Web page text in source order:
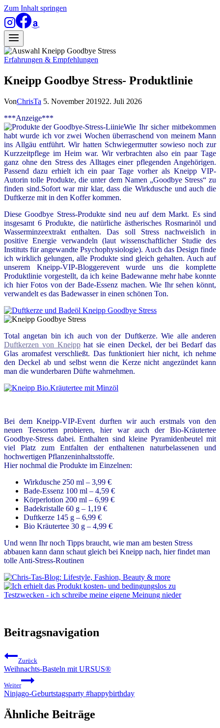
Zum Inhalt springen
Erfahrungen & Empfehlungen
Kneipp Goodbye Stress- Produktlinie
VonChrisTa 5. November 201922. Juli 2026
***Anzeige***
Wie Ihr sicher mitbekommen
habt wurde ich vor zwei Wochen überraschend von meinem Mann
ins Allgäu entführt. Wir hatten Schwiegermutter sowieso noch zur
Kurzzeitpflege im Heim war. Wir verbrachten also ein paar Tage
ganz ohne den Stress des Alltages einer pflegenden Angehörigen.
Passend dazu erhielt ich ein paar Tage vorher als Kneipp VIP-
Autorin tolle Produkte, die unter dem Namen „Goodbye Stress“ zu
finden sind.Sofort war mir klar, dass die Wirkdusche und auch die
Duftkerze mit in den Koffer kommen.
Diese Goodbye Stress-Produkte sind neu auf dem Markt. Es sind
insgesamt 6 Produkte, die natürliche ästherisches Rosmarinöl und
Wasserminzeextrakt enthalten. Das soll Stress nachweislich in
positive Energie verwandeln (laut wissenschaftlicher Studie des
Instituts für angewandte Psychophysiologie). Auch das Design finde
ich wirklich gelungen, alle Produkte sind gleich gehalten. Auch auf
unserem Kneipp-VIP-Bloggerevent wurde uns die komplette
Produktlinie vorgestellt, da ich keine Badewanne mehr habe konnte
ich hier Fotos von der Bade-Essenz machen. Wie Ihr sehen könnt,
verwandelt es das Badewasser in einen schönen Ton.
Total angetan bin ich auch von der Duftkerze. Wie alle anderen
Duftkerzen von Kneipphat sie einen Deckel, der bei Bedarf das
Glas aromafest verschließt. Das funktioniert hier nicht, ich nehme
den Deckel ab und selbst wenn die Kerze nicht angezündet kann
man die wunderbaren Düfte wahrnehmen.
Bei dem Kneipp-VIP-Event durften wir auch erstmals von den
neuen Teesorten probieren, hier war auch der Bio-Kräutertee
Goodbye-Stress dabei. Enthalten sind kleine Pyramidenbeutel mit
viel Platz zum Entfalten der enthaltenen naturbelassenen und
hochwertigen Pflanzeninhaltsstoffe.
Hier nochmal die Produkte im Einzelnen:
Wirkdusche 250 ml – 3,99 €
Bade-Essenz 100 ml – 4,59 €
Körperlotion 200 ml – 6,99 €
Badekristalle 60 g – 1,19 €
Duftkerze 145 g – 6,99 €
Bio Kräutertee 30 g – 4,99 €
Und wenn Ihr noch Tipps braucht, wie man am besten Stress
abbauen kann dann schaut gleich bei Kneipp nach, hier findet man
tolle Anti-Stress-Routinen
Beitragsnavigation
Zurück
Weihnachts-Basteln mit URSUS®
Weiter
Ninjago-Geburtstagsparty #happybirthday
Ähnliche Beiträge